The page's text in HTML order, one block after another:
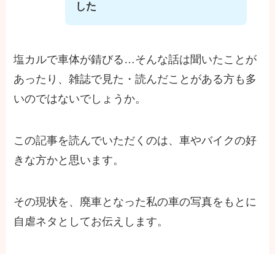
した
塩カルで車体が錆びる…そんな話は聞いたことが
あったり、雑誌で見た・読んだことがある方も多
いのではないでしょうか。
この記事を読んでいただくのは、車やバイクの好
きな方かと思います。
その現状を、廃車となった私の車の写真をもとに
自虐ネタとしてお伝えします。